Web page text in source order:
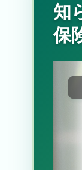
知
保